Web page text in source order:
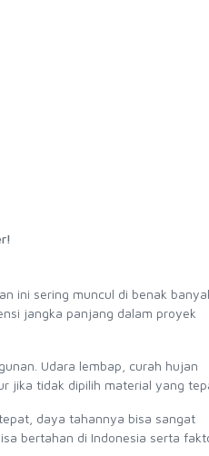
ini sering muncul di benak
jangka panjang dalam proyek
Udara lembap, curah hujan
jika tidak dipilih material yang
daya tahannya bisa sangat
bertahan di Indonesia serta